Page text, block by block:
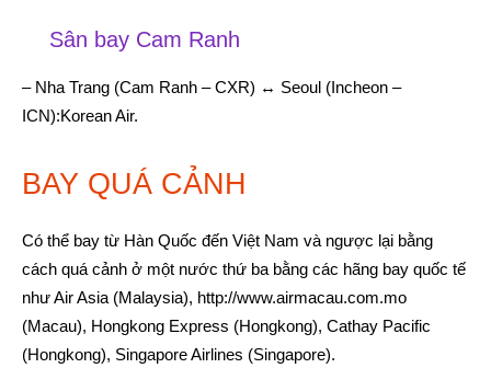
Sân bay Cam Ranh
– Nha Trang (Cam Ranh – CXR) ↔ Seoul (Incheon –
ICN):Korean Air.
BAY QUÁ CẢNH
Có thể bay từ Hàn Quốc đến Việt Nam và ngược lại bằng
cách quá cảnh ở một nước thứ ba bằng các hãng bay quốc tế
như Air Asia (Malaysia), http://www.airmacau.com.mo
(Macau), Hongkong Express (Hongkong), Cathay Pacific
(Hongkong), Singapore Airlines (Singapore).